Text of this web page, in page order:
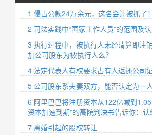
1 侵占公款24万余元，这名会计被抓了！
2 司法实践中“国家工作人员”的范围及
3 执行过程中，被执行人未经清算即注
加公司股东为被执行人么？
4 法定代表人有权要求占有人返还公司
5 公司股东系夫妻双方，能否认定为一
6 阿里巴巴将注册资本从122亿减到
资本加速到期”的高院判决书告诉你：认
7 离婚引起的股权转让